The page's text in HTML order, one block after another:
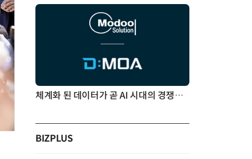
AI 시대의 옵저버빌리티: GPU·LLM 모니터링부터 AI 기반 장애 대응까지 체계화 된 데이터가 곧 AI 시대의 경쟁력이다
BIZPLUS